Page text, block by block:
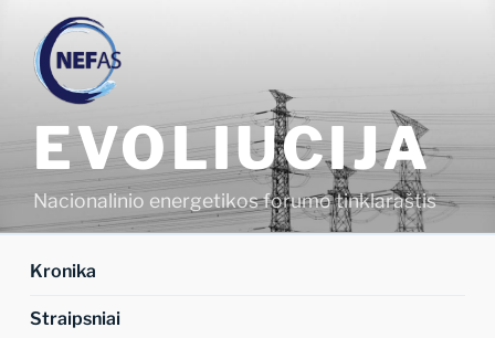
turinio
EVOLIUCIJA
Nacionalinio energetikos forumo tinklaraštis
Kronika
Straipsniai